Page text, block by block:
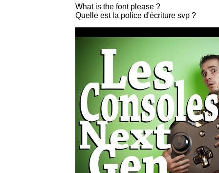
What is the font please ?
Quelle est la police d'écriture svp ?